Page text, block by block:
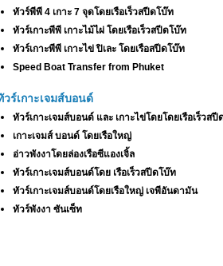
ทัวร์พีพี 4 เกาะ 7 จุดโดยเรือเร็วสปีดโบ๊ท
ทัวร์เกาะพีพี เกาะไม้ไผ่ โดยเรือเร็วสปีดโบ๊ท
ทัวร์เกาะพีพี เกาะไข่ ปิเละ โดยเรือสปีดโบ๊ท
Speed Boat Transfer from Phuket
วร์เกาะเจมส์บอนด์
ทัวร์เกาะเจมส์บอนด์ และ เกาะไข่โดยโดยเรือเร็วสปี
เกาะเจมส์ บอนด์ โดยเรือใหญ่
อ่าวพังงาโดยล่องเรือซีแองเจิ้ล
ทัวร์เกาะเจมส์บอนด์โดย เรือเร็วสปีดโบ๊ท
ทัวร์เกาะเจมส์บอนด์โดยเรือใหญ่ เจพีอันดามัน
ทัวร์พังงา ซันเซ็ท